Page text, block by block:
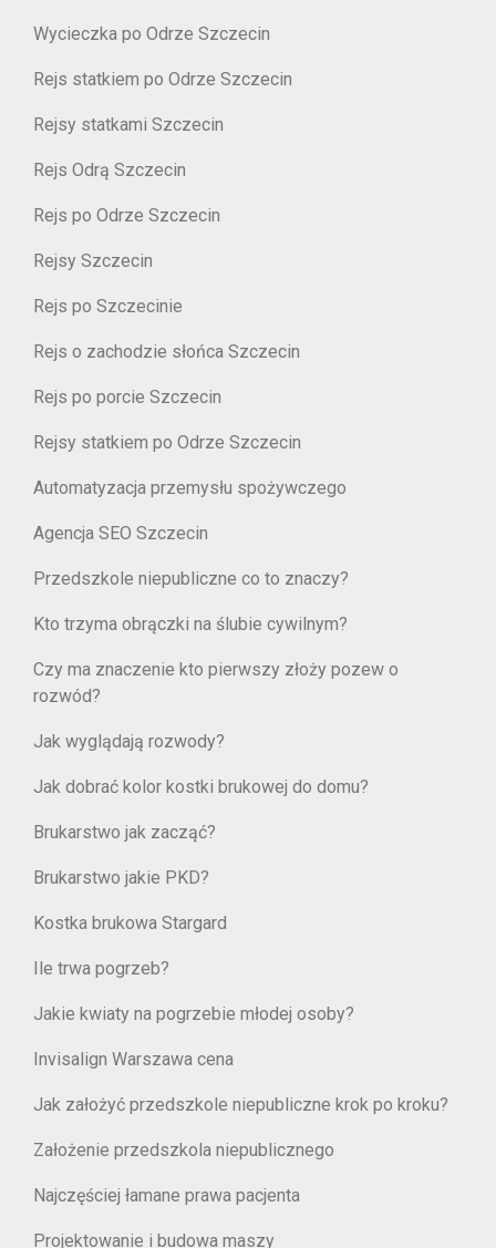
Wycieczka po Odrze Szczecin
Rejs statkiem po Odrze Szczecin
Rejsy statkami Szczecin
Rejs Odrą Szczecin
Rejs po Odrze Szczecin
Rejsy Szczecin
Rejs po Szczecinie
Rejs o zachodzie słońca Szczecin
Rejs po porcie Szczecin
Rejsy statkiem po Odrze Szczecin
Automatyzacja przemysłu spożywczego
Agencja SEO Szczecin
Przedszkole niepubliczne co to znaczy?
Kto trzyma obrączki na ślubie cywilnym?
Czy ma znaczenie kto pierwszy złoży pozew o
rozwód?
Jak wyglądają rozwody?
Jak dobrać kolor kostki brukowej do domu?
Brukarstwo jak zacząć?
Brukarstwo jakie PKD?
Kostka brukowa Stargard
Ile trwa pogrzeb?
Jakie kwiaty na pogrzebie młodej osoby?
Invisalign Warszawa cena
Jak założyć przedszkole niepubliczne krok po kroku?
Założenie przedszkola niepublicznego
Najczęściej łamane prawa pacjenta
Projektowanie i budowa maszy